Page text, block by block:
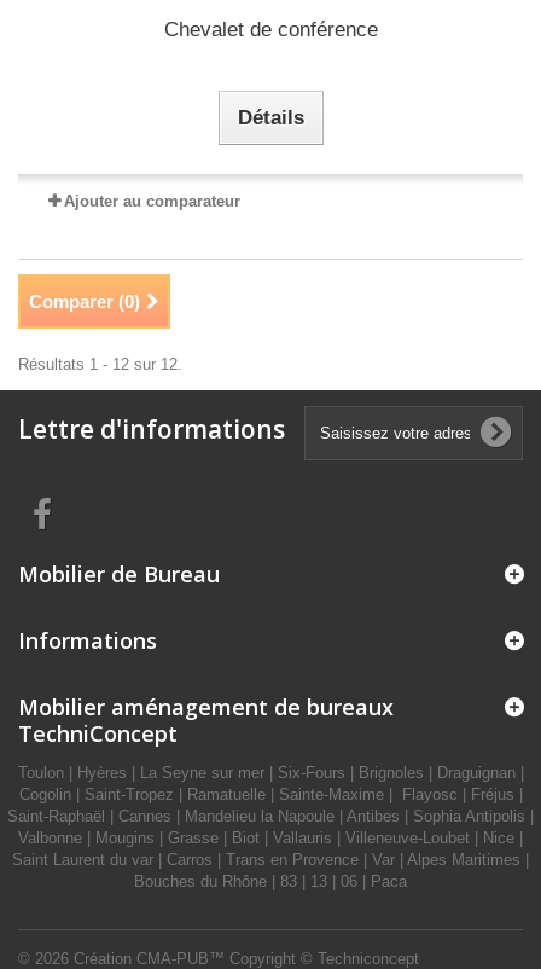
Chevalet de conférence
Détails
Ajouter au comparateur
Comparer (0)
Résultats 1 - 12 sur 12.
Lettre d'informations
Mobilier de Bureau
Informations
© 2026 Création CMA-PUB™ Copyright © Techniconcept
Mobilier aménagement de bureaux
TechniConcept
Toulon | Hyères | La Seyne sur mer | Six-Fours | Brignoles | Draguignan |
Cogolin | Saint-Tropez | Ramatuelle | Sainte-Maxime | Flayosc | Fréjus |
Saint-Raphaël | Cannes | Mandelieu la Napoule | Antibes | Sophia Antipolis |
Valbonne | Mougins | Grasse | Biot | Vallauris | Villeneuve-Loubet | Nice |
Saint Laurent du var | Carros | Trans en Provence | Var | Alpes Maritimes |
Bouches du Rhône | 83 | 13 | 06 | Paca